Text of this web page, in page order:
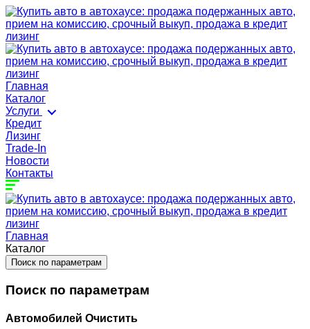
Главная
Каталог
Услуги
Кредит
Лизинг
Trade-In
Новости
Контакты
Главная
Каталог
Поиск по параметрам
Поиск по параметрам
Автомобилей Очистить